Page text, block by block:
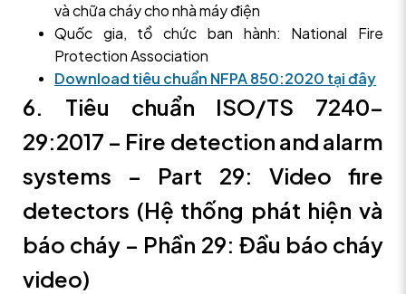
và chữa cháy cho nhà máy điện
Quốc gia, tổ chức ban hành: National Fire
Protection Association
Download tiêu chuẩn NFPA 850:2020 tại đây
6. Tiêu chuẩn ISO/TS 7240-
29:2017 – Fire detection and alarm
systems – Part 29: Video fire
detectors (Hệ thống phát hiện và
báo cháy – Phần 29: Đầu báo cháy
video)